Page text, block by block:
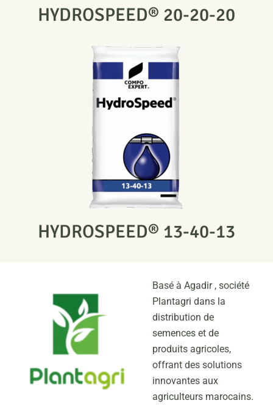
HYDROSPEED® 20-20-20
HYDROSPEED® 13-40-13
Basé à Agadir , société
Plantagri dans la
distribution de
semences et de
produits agricoles,
offrant des solutions
innovantes aux
agriculteurs marocains.